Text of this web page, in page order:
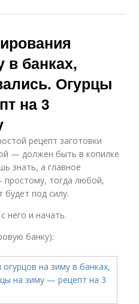
в банках,
Огурцы
на 3
рецепт заготовки
— должен быть в копилке
знать, а главное
простому, тогда любой,
под силу.
него и начать.
банку):